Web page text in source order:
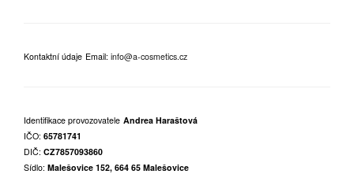
Kontaktní údaje Email: info@a-cosmetics.cz
Identifikace provozovatele Andrea Haraštová
IČO: 65781741
DIČ: CZ7857093860
Sídlo: Malešovice 152, 664 65 Malešovice